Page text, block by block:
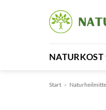
NATURKOST
Start »